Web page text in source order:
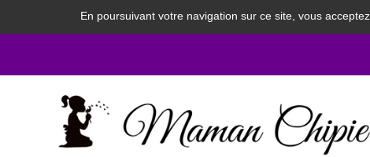
En poursuivant votre navigation sur ce site, vous